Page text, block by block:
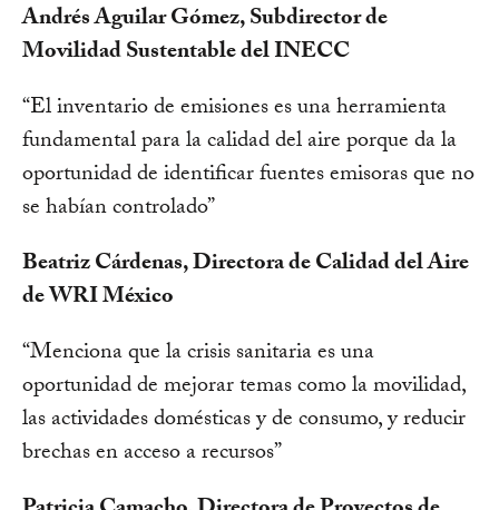
Andrés Aguilar Gómez, Subdirector de
Movilidad Sustentable del INECC
“El inventario de emisiones es una herramienta
fundamental para la calidad del aire porque da la
oportunidad de identificar fuentes emisoras que no
se habían controlado”
Beatriz Cárdenas, Directora de Calidad del Aire
de WRI México
“Menciona que la crisis sanitaria es una
oportunidad de mejorar temas como la movilidad,
las actividades domésticas y de consumo, y reducir
brechas en acceso a recursos”